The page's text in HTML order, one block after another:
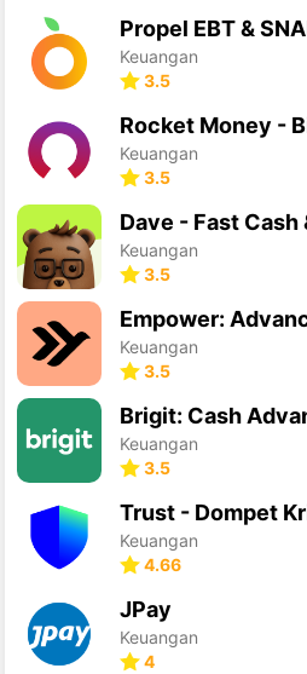
Keuangan
3.5
Keuangan
3.5
Keuangan
3.5
Keuangan
3.5
Keuangan
3.5
Trust - Dompet
Keuangan
4.66
JPay
Keuangan
4